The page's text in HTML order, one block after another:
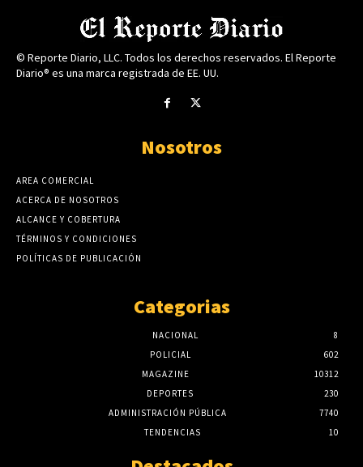
© Reporte Diario, LLC. Todos los derechos reservados. El Reporte
Diario® es una marca registrada de EE. UU.
Nosotros
AREA COMERCIAL
ACERCA DE NOSOTROS
ALCANCE Y COBERTURA
TÉRMINOS Y CONDICIONES
POLÍTICAS DE PUBLICACIÓN
Categorias
NACIONAL
8
POLICIAL
602
MAGAZINE
10312
DEPORTES
230
ADMINISTRACIÓN PÚBLICA
7740
TENDENCIAS
10